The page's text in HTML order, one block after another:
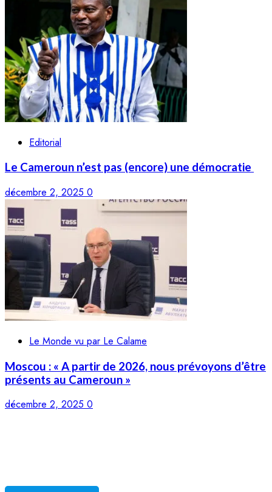
Editorial
Le Cameroun n’est pas (encore) une démocratie
décembre 2, 2025 0
Le Monde vu par Le Calame
Moscou : « A partir de 2026, nous prévoyons d’être
présents au Cameroun »
décembre 2, 2025 0